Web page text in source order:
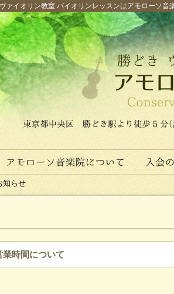
ァイオリン教室 バイオリンレッスンはアモローソ
知らせ
業時間について